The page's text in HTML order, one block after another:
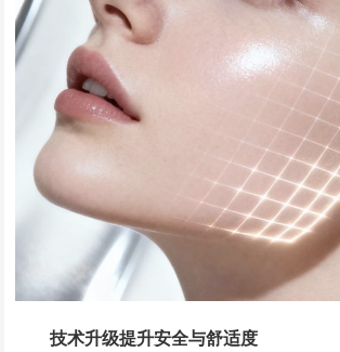
技术升级提升安全与舒适度